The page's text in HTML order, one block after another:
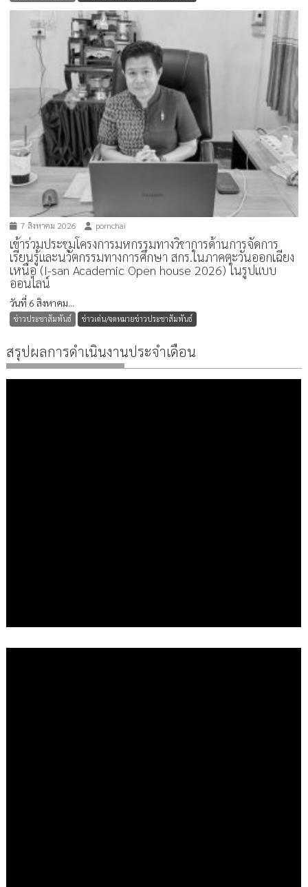
7 สิงหาคม 2026 pornchai
เข้าร่วมประชุมโครงการมหกรรมทางวิชาการด้านการจัดการ
เรียนรู้และนวัตกรรมทางการศึกษา สกร.ในภาคตะวันออกเฉียง
เหนือ (I-san Academic Open house 2026) ในรูปแบบ
ออนไลน์
วันที่ 6 สิงหาคม...
ข่าวประชาสัมพันธ์ ข่าวเด่น/จดหมายข่าวประชาสัมพันธ์
สรุปผลการดำเนินงานประจำเดือน